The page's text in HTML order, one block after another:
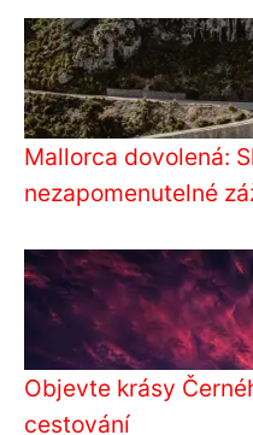
Mallorca dovolená:
nezapomenutelné
Objevte krásy
cestování